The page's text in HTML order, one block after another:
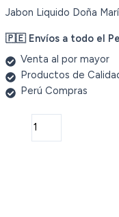
Jabon Liquido Doña
🇵🇪 Envíos a todo el
Venta al por mayor
Productos de
Perú Compras